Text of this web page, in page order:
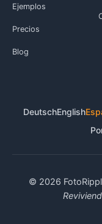
Ejemplos
Precios
Blog
DeutschEnglish
© 2026